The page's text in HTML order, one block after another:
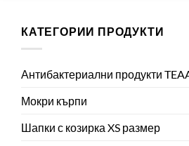
КАТЕГОРИИ ПРОДУКТИ
Антибактериални продукти
Мокри кърпи
Шапки с козирка XS размер